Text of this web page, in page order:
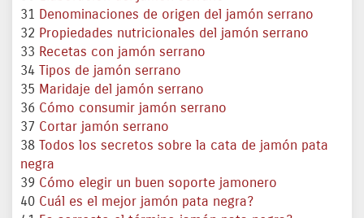
31 Denominaciones de origen del jamón serrano
32 Propiedades nutricionales del jamón serrano
33 Recetas con jamón serrano
34 Tipos de jamón serrano
35 Maridaje del jamón serrano
36 Cómo consumir jamón serrano
37 Cortar jamón serrano
38 Todos los secretos sobre la cata de jamón pata
negra
39 Cómo elegir un buen soporte jamonero
40 Cuál es el mejor jamón pata negra?